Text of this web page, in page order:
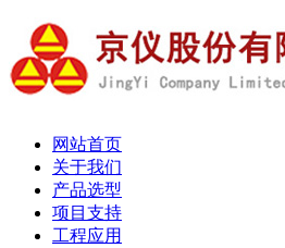
网站首页
关于我们
产品选型
项目支持
工程应用